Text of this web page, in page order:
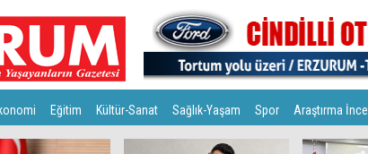
Eğitim Kültür-Sanat Sağlık-Yaşam Spor Araştırma